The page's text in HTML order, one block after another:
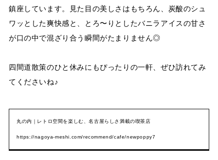
鎮座しています。見た目の美しさはもちろん、炭酸のシュ
ワッとした爽快感と、とろ〜りとしたバニラアイスの甘さ
が口の中で混ざり合う瞬間がたまりません◎
四間道散策のひと休みにもぴったりの一軒、ぜひ訪れてみ
てくださいね♪
丸の内｜レトロ空間を楽しむ、名古屋らしさ満載の喫茶店
https://nagoya-meshi.com/recommend/cafe/newpoppy7